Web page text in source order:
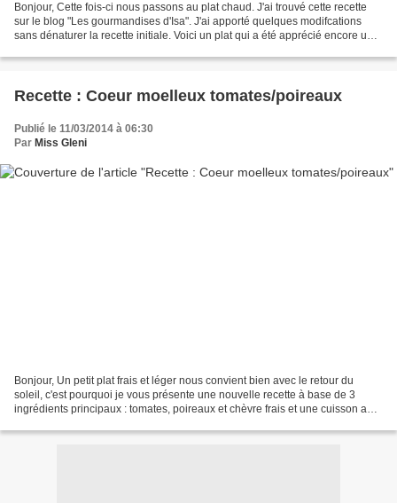
Bonjour, Cette fois-ci nous passons au plat chaud. J'ai trouvé cette recette
sur le blog "Les gourmandises d'Isa". J'ai apporté quelques modifcations
sans dénaturer la recette initiale. Voici un plat qui a été apprécié encore une
Recette : Coeur moelleux tomates/poireaux
Publié le 11/03/2014 à 06:30
Par Miss Gleni
Bonjour, Un petit plat frais et léger nous convient bien avec le retour du
soleil, c'est pourquoi je vous présente une nouvelle recette à base de 3
ingrédients principaux : tomates, poireaux et chèvre frais et une cuisson au